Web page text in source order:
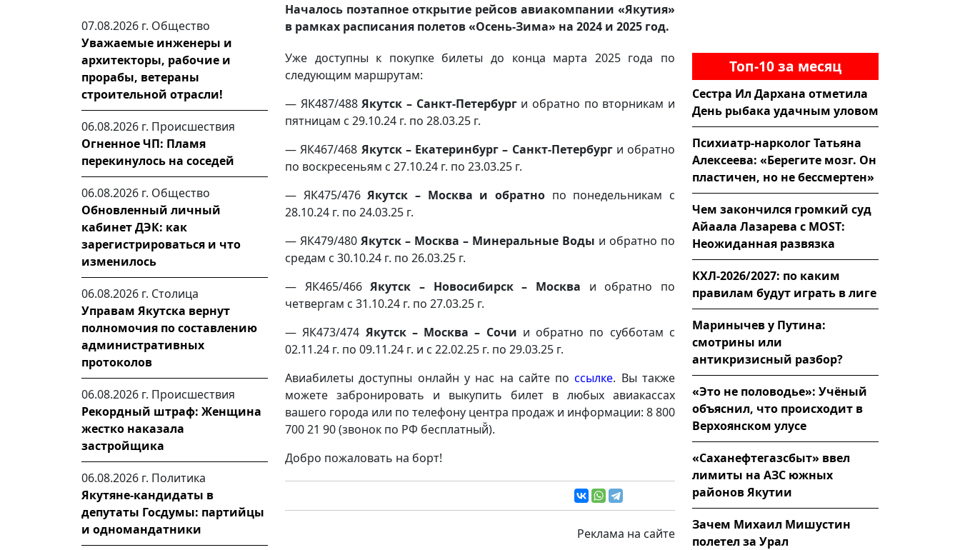
07.08.2026 г. Общество
Уважаемые инженеры и
архитекторы, рабочие и
прорабы, ветераны
строительной отрасли!
06.08.2026 г. Происшествия
Огненное ЧП: Пламя
перекинулось на соседей
06.08.2026 г. Общество
Обновленный личный
кабинет ДЭК: как
зарегистрироваться и что
изменилось
06.08.2026 г. Столица
Управам Якутска вернут
полномочия по составлению
административных
протоколов
06.08.2026 г. Происшествия
Рекордный штраф: Женщина
жестко наказала
застройщика
06.08.2026 г. Политика
Якутяне-кандидаты в
депутаты Госдумы: партийцы
и одномандатники
Началось поэтапное открытие рейсов авиакомпании «Якутия»
в рамках расписания полетов «Осень-Зима» на 2024 и 2025 год.
Уже доступны к покупке билеты до конца марта 2025 года по
следующим маршрутам:
— ЯК487/488Якутск – Санкт-Петербурги обратно по вторникам и
пятницам с 29.10.24 г. по 28.03.25 г.
— ЯК467/468 Якутск – Екатеринбург – Санкт-Петербург и обратно
по воскресеньям с 27.10.24 г. по 23.03.25 г.
— ЯК475/476Якутск – Москва и обратно по понедельникам с
28.10.24 г. по 24.03.25 г.
— ЯК479/480 Якутск – Москва – Минеральные Воды и обратно по
средам с 30.10.24 г. по 26.03.25 г.
— ЯК465/466Якутск – Новосибирск – Москва и обратно по
четвергам с 31.10.24 г. по 27.03.25 г.
— ЯК473/474 Якутск – Москва – Сочи и обратно по субботам с
02.11.24 г. по 09.11.24 г. и с 22.02.25 г. по 29.03.25 г.
Авиабилеты доступны онлайн у нас на сайте по ссылке. Вы также
можете забронировать и выкупить билет в любых авиакассах
вашего города или по телефону центра продаж и информации: 8 800
700 21 90 (звонок по РФ бесплатный̆).
Добро пожаловать на борт!
Реклама на сайте
Топ-10 за месяц
Сестра Ил Дархана отметила
День рыбака удачным уловом
Психиатр-нарколог Татьяна
Алексеева: «Берегите мозг. Он
пластичен, но не бессмертен»
Чем закончился громкий суд
Айаала Лазарева с MOST:
Неожиданная развязка
КХЛ-2026/2027: по каким
правилам будут играть в лиге
Маринычев у Путина:
смотрины или
антикризисный разбор?
«Это не половодье»: Учёный
объяснил, что происходит в
Верхоянском улусе
«Саханефтегазсбыт» ввел
лимиты на АЗС южных
районов Якутии
Зачем Михаил Мишустин
полетел за Урал